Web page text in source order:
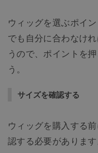
ウィッグを選ぶポイ
でも自分に合わなけ
うので、ポイントを
う。
サイズを確認する
ウィッグを購入する
認する必要があります